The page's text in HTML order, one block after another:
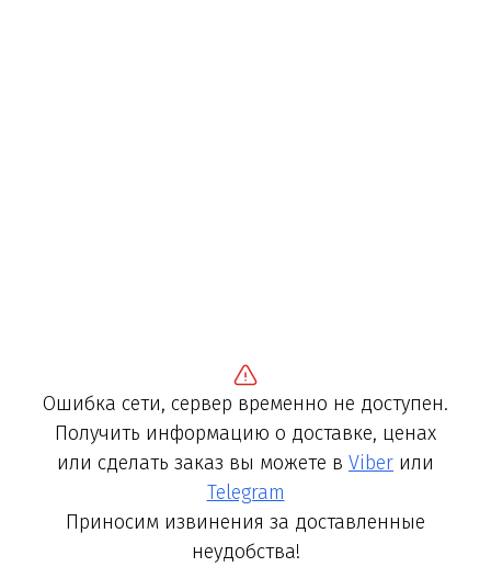
Ошибка сети, сервер временно не доступен.
Получить информацию о доставке, ценах
или сделать заказ вы можете в Viber или
Telegram
Приносим извинения за доставленные
неудобства!